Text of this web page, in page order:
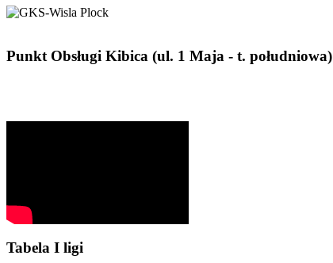
Punkt Obsługi Kibica (ul. 1 Maja - t. południowa)
Tabela I ligi